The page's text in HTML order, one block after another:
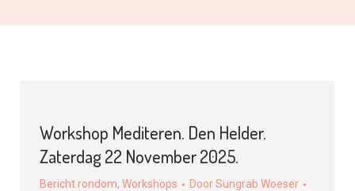
Workshop Mediteren. Den Helder.
Zaterdag 22 November 2025.
Bericht rondom, Workshops DoorSungrab Woeser